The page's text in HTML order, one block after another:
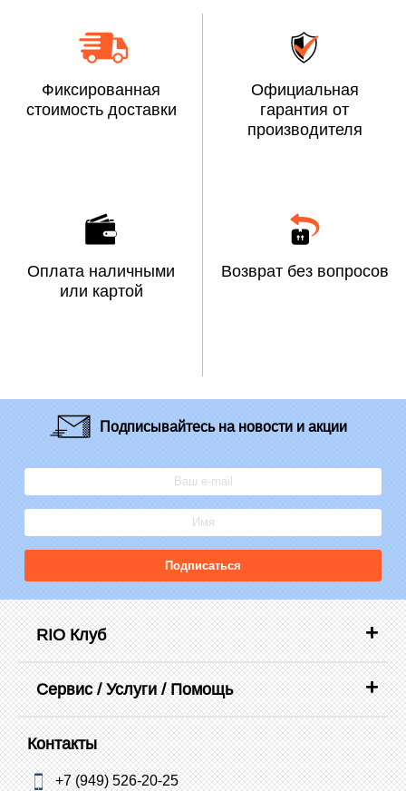
Фиксированная
стоимость доставки
Официальная
гарантия от
производителя
Оплата наличными
или картой
Возврат без вопросов
Подписывайтесьна новости и акции
Подписаться
RIO Клуб
Сервис / Услуги / Помощь
Контакты
+7 (949) 526-20-25